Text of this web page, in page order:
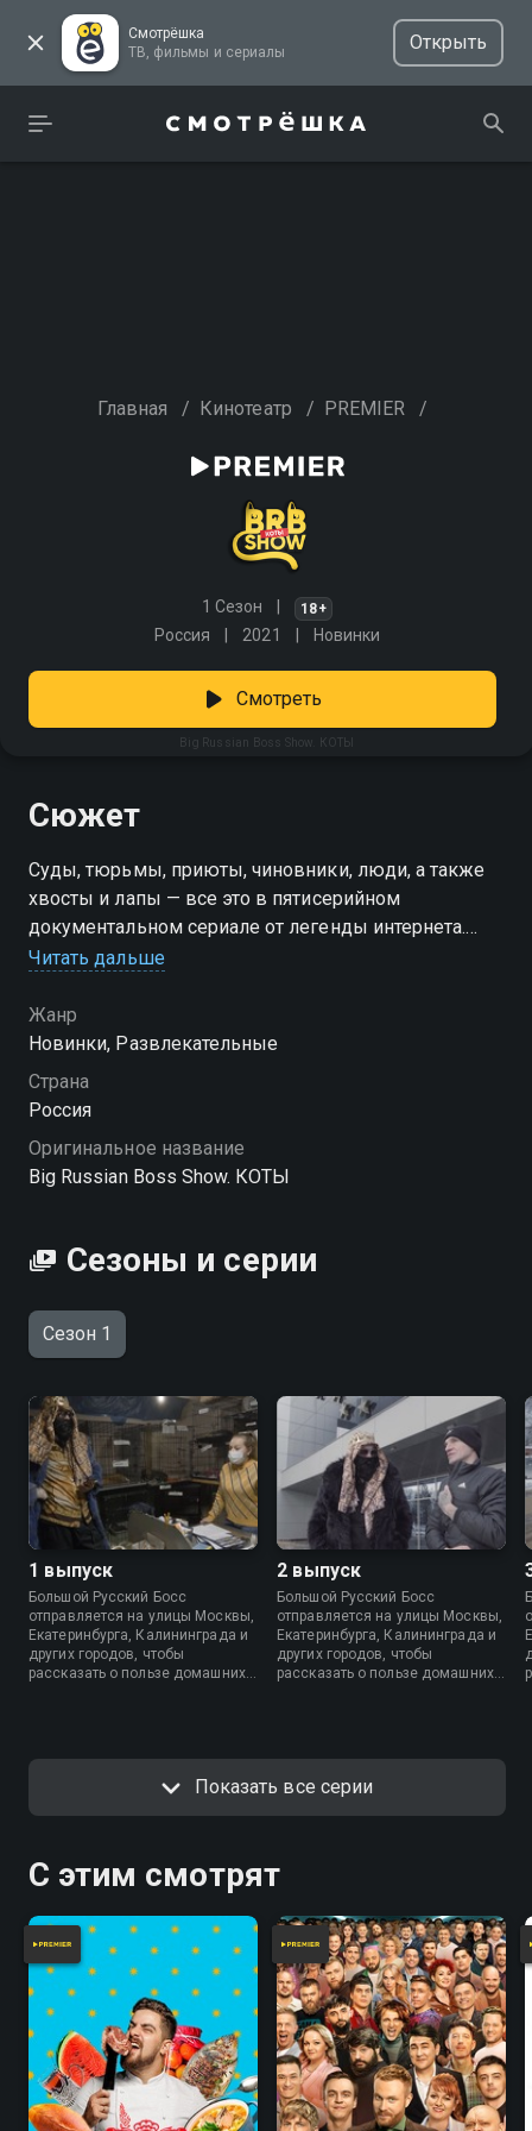
Смотрёшка
ТВ, фильмы и сериалы
Открыть
Главная / Кинотеатр / PREMIER /
1 Сезон 18+
Россия 2021 Новинки
Big Russian Boss Show. КОТЫ
Смотреть
Сюжет
Суды, тюрьмы, приюты, чиновники, люди, а также
хвосты и лапы — все это в пятисерийном
документальном сериале от легенды интернета.
Босс отправляется на улицы Москвы,
чтобы рассказать о пользе домашних кошек и
почему их так любит весь мир. Испытай настоящий
КОТАРСИС!
Читать дальше
Жанр
Новинки, Развлекательные
Страна
Россия
Оригинальное название
Big Russian Boss Show. КОТЫ
Сезоны и серии
Сезон 1
1 выпуск
Большой Русский Босс
отправляется на улицы Москвы,
Екатеринбурга, Калининграда и
других городов, чтобы
рассказать о пользе домашних
2 выпуск
Большой Русский Босс
отправляется на улицы Москвы,
Екатеринбурга, Калининграда и
других городов, чтобы
рассказать о пользе домашних
Показать все серии
С этим смотрят